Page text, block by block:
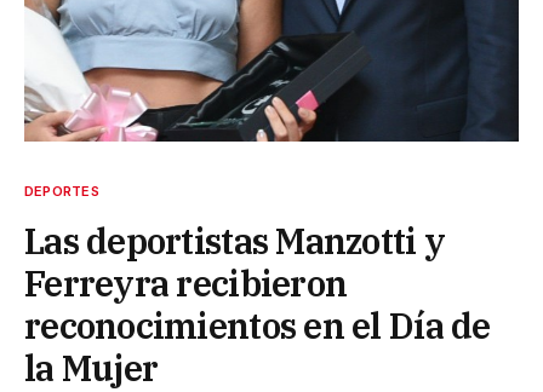
DEPORTES
Las deportistas Manzotti y
Ferreyra recibieron
reconocimientos en el Día de
la Mujer